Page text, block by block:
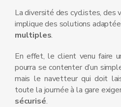
La diversité des cyclistes, des
implique des solutions
multiples.
En effet, le client venu faire
pourra se contenter d’un
mais le navetteur qui doit
toute la journée à la gare
sécurisé.